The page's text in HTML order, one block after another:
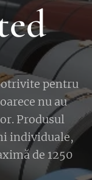
pentru
nu au
Produsul
individuale,
de 1250